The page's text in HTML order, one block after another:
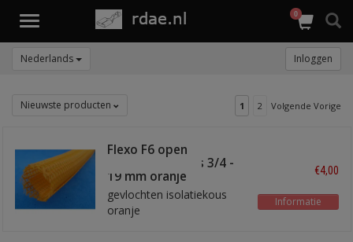
Toggle
0
Nederlands Inloggen
Nieuwste producten 1 2 Volgende Vorige
Flexo F6 open
gevlochten kous 3/4 -
19 mm oranje
gevlochten isolatiekous
oranje
€4,00
Informatie